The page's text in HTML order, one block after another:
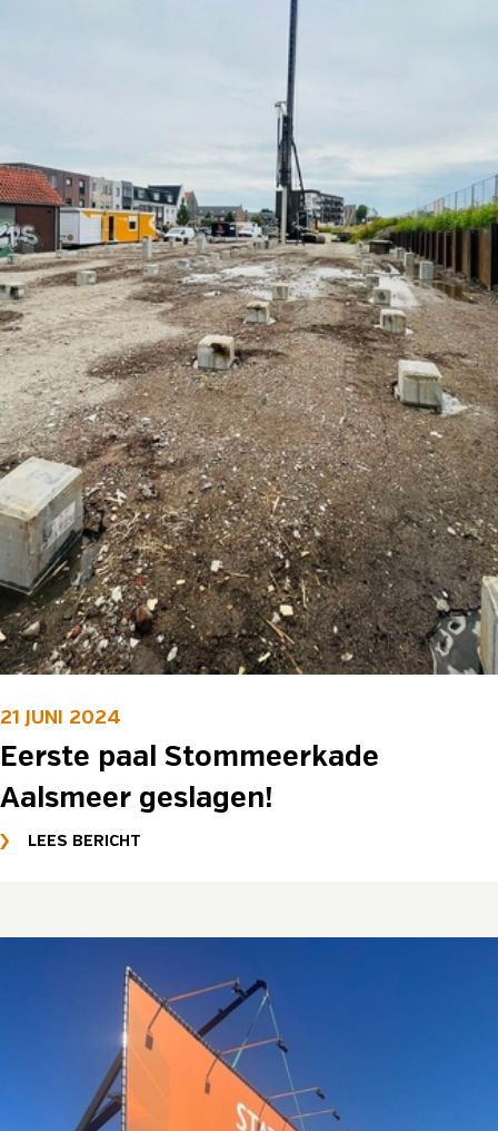
21 JUNI 2024
Eerste paal Stommeerkade
Aalsmeer geslagen!
LEES BERICHT